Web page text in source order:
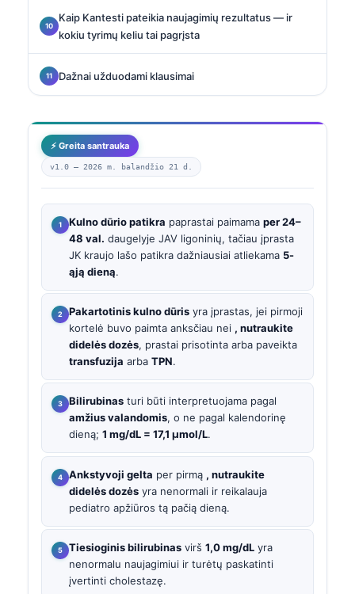
Kaip Kantesti pateikia naujagimių rezultatus — ir
kokiu tyrimų keliu tai pagrįsta
Dažnai užduodami klausimai
⚡ Greita santrauka
v1.0 — 2026 m. balandžio 21 d.
Kulno dūrio patikra paprastai paimama per 24–
48 val. daugelyje JAV ligoninių, tačiau įprasta
JK kraujo lašo patikra dažniausiai atliekama 5-
ąją dieną.
Pakartotinis kulno dūris yra įprastas, jei pirmoji
kortelė buvo paimta anksčiau nei , nutraukite
didelės dozės, prastai prisotinta arba paveikta
transfuzija arba TPN.
Bilirubinas turi būti interpretuojama pagal
amžius valandomis, o ne pagal kalendorinę
dieną; 1 mg/dL = 17,1 µmol/L.
Ankstyvoji gelta per pirmą , nutraukite
didelės dozės yra nenormali ir reikalauja
pediatro apžiūros tą pačią dieną.
Tiesioginis bilirubinas virš 1,0 mg/dL yra
nenormalu naujagimiui ir turėtų paskatinti
įvertinti cholestazę.